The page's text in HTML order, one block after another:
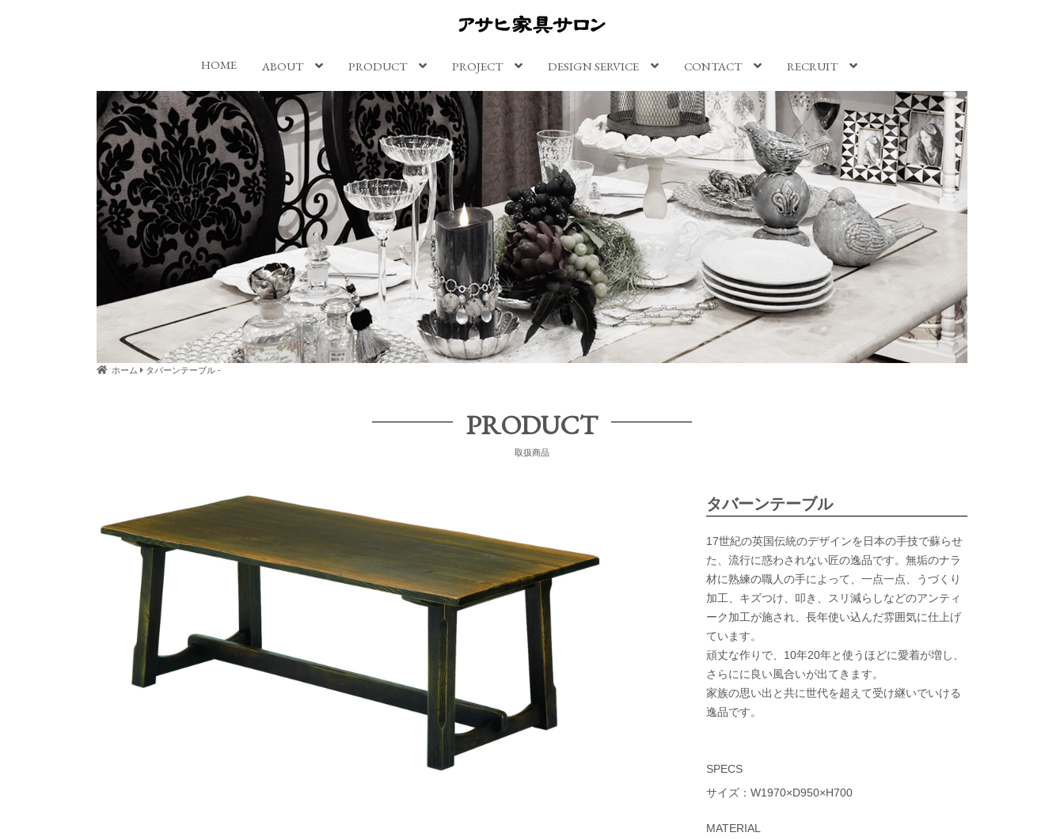
HOME ABOUT PRODUCT PROJECT DESIGN SERVICE CONTACT RECRUIT
ホーム タバーンテーブル -
PRODUCT
取扱商品
タバーンテーブル
17世紀の英国伝統のデザインを日本の手技で蘇らせ
た、流行に惑わされない匠の逸品です。無垢のナラ
材に熟練の職人の手によって、一点一点、うづくり
加工、キズつけ、叩き、スリ減らしなどのアンティ
ーク加工が施され、長年使い込んだ雰囲気に仕上げ
ています。
頑丈な作りで、10年20年と使うほどに愛着が増し、
さらにに良い風合いが出てきます。
家族の思い出と共に世代を超えて受け継いでいける
逸品です。
SPECS
サイズ：W1970×D950×H700
MATERIAL